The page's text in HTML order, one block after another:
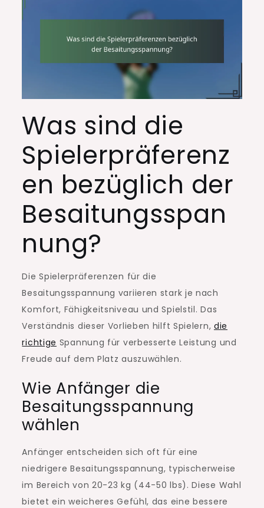
Was sind die
Spielerpräferenz
en bezüglich der
Besaitungsspan
nung?
Die Spielerpräferenzen für die
Besaitungsspannung variieren stark je nach
Komfort, Fähigkeitsniveau und Spielstil. Das
Verständnis dieser Vorlieben hilft Spielern, die
richtige Spannung für verbesserte Leistung und
Freude auf dem Platz auszuwählen.
Wie Anfänger die
Besaitungsspannung
wählen
Anfänger entscheiden sich oft für eine
niedrigere Besaitungsspannung, typischerweise
im Bereich von 20-23 kg (44-50 lbs). Diese Wahl
bietet ein weicheres Gefühl, das eine bessere